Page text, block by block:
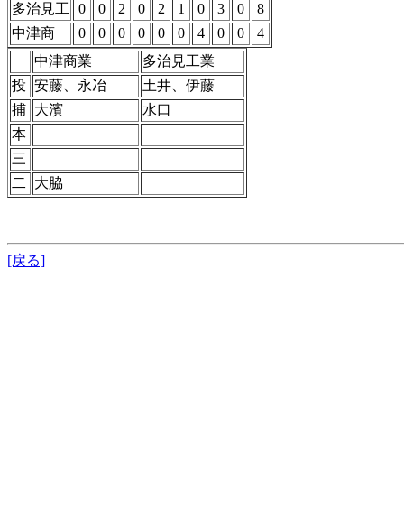
多治見工
0 0 2 0 2 1 0 3 0
8
中津商
0 0 0 0 0 0 4 0 0
4
中津商業
多治見工業
投 安藤、永冶
土井、伊藤
捕 大濱
水口
本
三
二
大脇
[戻る]